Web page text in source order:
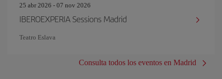
25 abr 2026 - 07 nov 2026
IBEROEXPERIA Sessions Madrid
Teatro Eslava
Consulta todos los eventos en Madrid